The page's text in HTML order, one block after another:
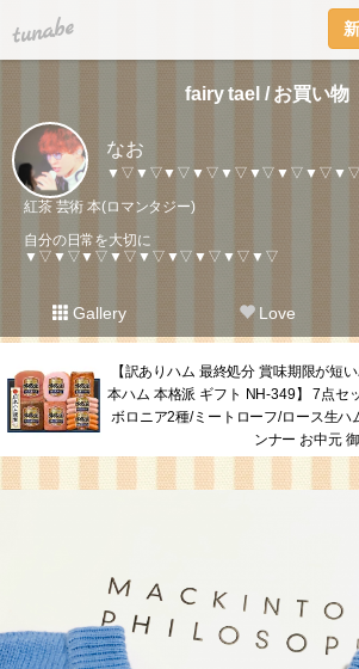
tuna.be
fairy tael / お買い物
なお
▼▽▼▽▼▽▼▽▼▽▼▽▼▽▼▽▼▽
紅茶 芸術 本(ロマンタジー)
自分の日常を大切に
▼▽▼▽▼▽▼▽▼▽▼▽▼▽▼▽▼▽
Gallery Love
【訳ありハム 最終処分 賞味期限が短
本ハム 本格派 ギフト NH-349】 7点セ
ボロニア2種/ミートローフ/ロース生ハ
ンナー お中元